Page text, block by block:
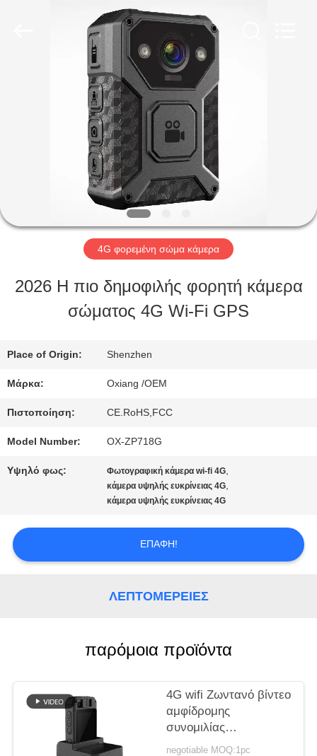
ΠΡΟΪΌΝΤΑ
ΕΚΠΟΜΠΉ
ΣΧΕΤΙΚΆ
ΜΕ
ΕΜΆΣ
ΕΡΓΟΣΤΆΣΙΟ
ΈΛΕΓΧΟΣ
ΠΟΙΌΤΗΤΑΣ
ΜΑΣ
ΕΙΔΉΣΕΙΣ
4G φορεμένη σώμα κάμερα
2026 Η πιο δημοφιλής φορητή κάμερα
σώματος 4G Wi-Fi GPS
Place of Origin: Shenzhen
Μάρκα: Oxiang /OEM
Πιστοποίηση: CE.RoHS,FCC
Model Number: OX-ZP718G
Υψηλό φως: Φωτογραφική κάμερα wi-fi 4G,
κάμερα υψηλής ευκρίνειας 4G,
κάμερα υψηλής ευκρίνειας 4G
ΕΠΑΦΉ!
ΛΕΠΤΟΜΈΡΕΙΕΣ
παρόμοια προϊόντα
4G wifi Ζωντανό βίντεο
αμφίδρομης
συνομιλίας
καταγραφέας bodycam
negotiable MOQ:1pc